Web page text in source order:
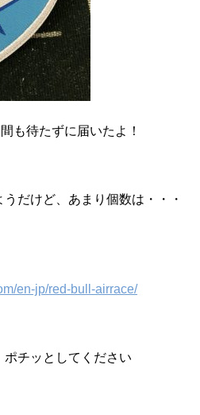
も待たずに届いたよ！
だけど、あまり個数は・・・
en-jp/red-bull-airrace/
チッとしてください